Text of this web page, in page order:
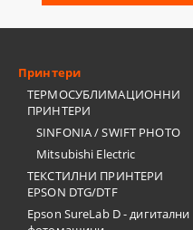
Принтери
ТЕРМОСУБЛИМАЦИОННИ
ПРИНТЕРИ
SINFONIA / SWIFT PHOTO
Mitsubishi Electric
ТЕКСТИЛНИ ПРИНТЕРИ
EPSON DTG/DTF
Epson SureLab D - дигитални